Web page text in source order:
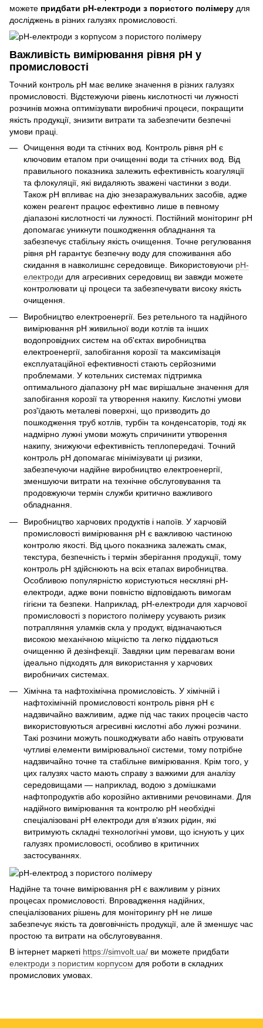
можете придбати рН-електроди з пористого полімеру для
досліджень в різних галузях промисловості.
Важливість вимірювання рівня pH у
промисловості
Точний контроль pH має велике значення в різних галузях
промисловості. Відстежуючи рівень кислотності чи лужності
розчинів можна оптимізувати виробничі процеси, покращити
якість продукції, знизити витрати та забезпечити безпечні
умови праці.
Очищення води та стічних вод. Контроль рівня pH є
ключовим етапом при очищенні води та стічних вод. Від
правильного показника залежить ефективність коагуляції
та флокуляції, які видаляють зважені частинки з води.
Також pH впливає на дію знезаражувальних засобів, адже
кожен реагент працює ефективно лише в певному
діапазоні кислотності чи лужності. Постійний моніторинг pH
допомагає уникнути пошкодження обладнання та
забезпечує стабільну якість очищення. Точне регулювання
рівня pH гарантує безпечну воду для споживання або
скидання в навколишнє середовище. Використовуючи рН-
електроди для агресивних середовищ ви завжди можете
контролювати ці процеси та забезпечувати високу якість
очищення.
Виробництво електроенергії. Без ретельного та надійного
вимірювання pH живильної води котлів та інших
водопровідних систем на об'єктах виробництва
електроенергії, запобігання корозії та максимізація
експлуатаційної ефективності стають серйозними
проблемами. У котельних системах підтримка
оптимального діапазону pH має вирішальне значення для
запобігання корозії та утворення накипу. Кислотні умови
роз'їдають металеві поверхні, що призводить до
пошкодження труб котлів, турбін та конденсаторів, тоді як
надмірно лужні умови можуть спричинити утворення
накипу, знижуючи ефективність теплопередачі. Точний
контроль pH допомагає мінімізувати ці ризики,
забезпечуючи надійне виробництво електроенергії,
зменшуючи витрати на технічне обслуговування та
продовжуючи термін служби критично важливого
обладнання.
Виробництво харчових продуктів і напоїв. У харчовій
промисловості вимірювання pH є важливою частиною
контролю якості. Від цього показника залежать смак,
текстура, безпечність і термін зберігання продукції, тому
контроль pH здійснюють на всіх етапах виробництва.
Особливою популярністю користуються нескляні pH-
електроди, адже вони повністю відповідають вимогам
гігієни та безпеки. Наприклад, рН-електроди для харчової
промисловості з пористого полімеру усувають ризик
потрапляння уламків скла у продукт, відзначаються
високою механічною міцністю та легко піддаються
очищенню й дезінфекції. Завдяки цим перевагам вони
ідеально підходять для використання у харчових
виробничих системах.
Хімічна та нафтохімічна промисловість. У хімічній і
нафтохімічній промисловості контроль рівня pH є
надзвичайно важливим, адже під час таких процесів часто
використовуються агресивні кислотні або лужні розчини.
Такі розчини можуть пошкоджувати або навіть отруювати
чутливі елементи вимірювальної системи, тому потрібне
надзвичайно точне та стабільне вимірювання. Крім того, у
цих галузях часто мають справу з важкими для аналізу
середовищами — наприклад, водою з домішками
нафтопродуктів або корозійно активними речовинами. Для
надійного вимірювання та контролю pH необхідні
спеціалізовані pH електроди для в'язких рідин, які
витримують складні технологічні умови, що існують у цих
галузях промисловості, особливо в критичних
застосуваннях.
Надійне та точне вимірювання pH є важливим у різних
процесах промисловості. Впровадження надійних,
спеціалізованих рішень для моніторингу pH не лише
забезпечує якість та довговічність продукції, але й зменшує час
простою та витрати на обслуговування.
В інтернет маркеті https://simvolt.ua/ ви можете придбати
електроди з пористим корпусом для роботи в складних
промислових умовах.